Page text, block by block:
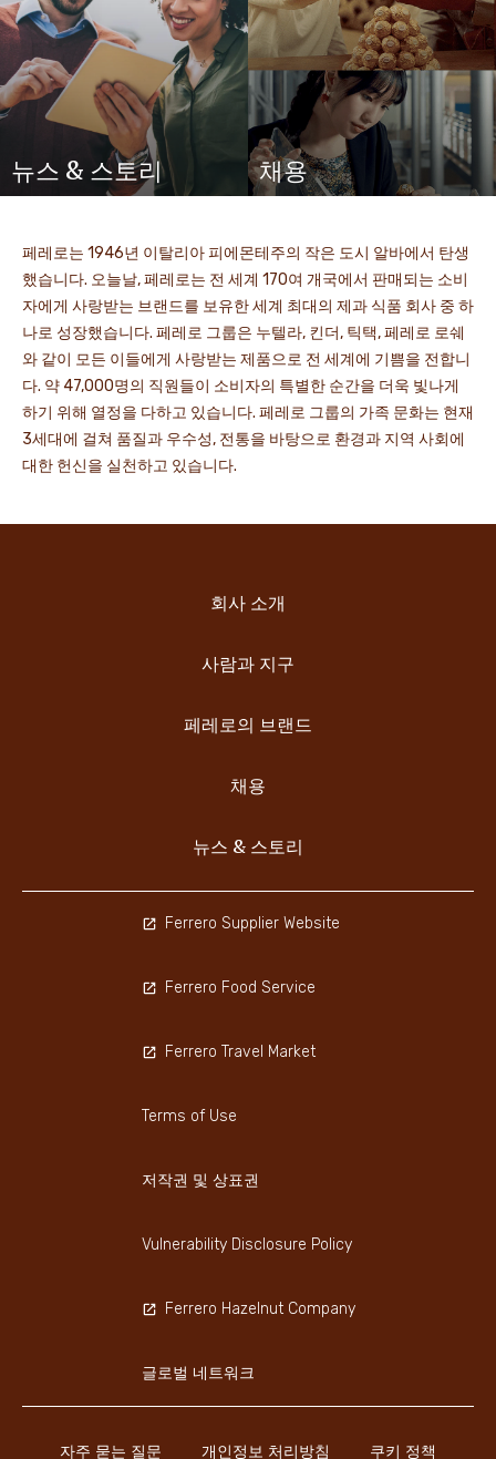
뉴스 & 스토리 채용
페레로는 1946년 이탈리아 피에몬테주의 작은 도시 알바에서 탄생
했습니다. 오늘날, 페레로는 전 세계 170여 개국에서 판매되는 소비
자에게 사랑받는 브랜드를 보유한 세계 최대의 제과 식품 회사 중 하
나로 성장했습니다. 페레로 그룹은 누텔라, 킨더, 틱택, 페레로 로쉐
와 같이 모든 이들에게 사랑받는 제품으로 전 세계에 기쁨을 전합니
다. 약 47,000명의 직원들이 소비자의 특별한 순간을 더욱 빛나게
하기 위해 열정을 다하고 있습니다. 페레로 그룹의 가족 문화는 현재
3세대에 걸쳐 품질과 우수성, 전통을 바탕으로 환경과 지역 사회에
대한 헌신을 실천하고 있습니다.
회사 소개
사람과 지구
페레로의 브랜드
채용
뉴스 & 스토리
자주 묻는 질문 개인정보 처리방침 쿠키 정책
Ferrero Supplier Website
Ferrero Food Service
Ferrero Travel Market
Terms of Use
저작권 및 상표권
Vulnerability Disclosure Policy
Ferrero Hazelnut Company
글로벌 네트워크